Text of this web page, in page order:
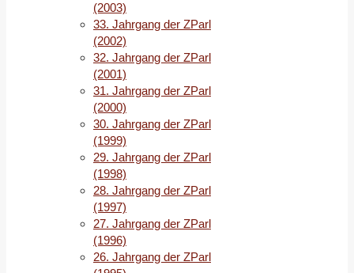
(2003)
33. Jahrgang der ZParl
(2002)
32. Jahrgang der ZParl
(2001)
31. Jahrgang der ZParl
(2000)
30. Jahrgang der ZParl
(1999)
29. Jahrgang der ZParl
(1998)
28. Jahrgang der ZParl
(1997)
27. Jahrgang der ZParl
(1996)
26. Jahrgang der ZParl